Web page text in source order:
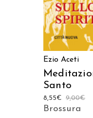
Ezio Aceti
Santo
9,00€
8,55€
Brossura